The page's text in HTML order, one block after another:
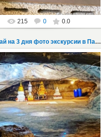
215 0 0.0
Река Квай на 3 дня фото экскурсии в Паттайе 31
22.03.2023
три дня из Паттайи на реку Квай,
Эраван, Сайок Ной и Сайок Яй,
город Сангклабури, деревня...
Thai-Online